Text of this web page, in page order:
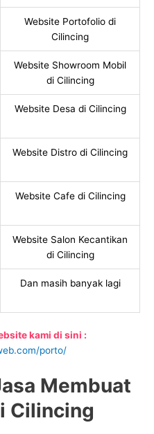
Website Portofolio di
Cilincing
Website Showroom Mobil
di Cilincing
Website Desa di Cilincing
Website Distro di Cilincing
Website Cafe di Cilincing
Website Salon Kecantikan
di Cilincing
Dan masih banyak lagi
kami di sini :
porto/
Membuat
Cilincing